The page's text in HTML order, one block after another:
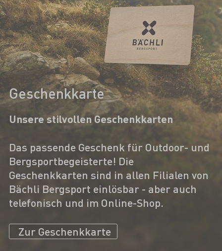
Geschenkkarte
Unsere stilvollen Geschenkkarten
Das passende Geschenk für Outdoor- und
Bergsportbegeisterte! Die
Geschenkkarten sind in allen Filialen von
Bächli Bergsport einlösbar - aber auch
telefonisch und im Online-Shop.
Zur Geschenkkarte